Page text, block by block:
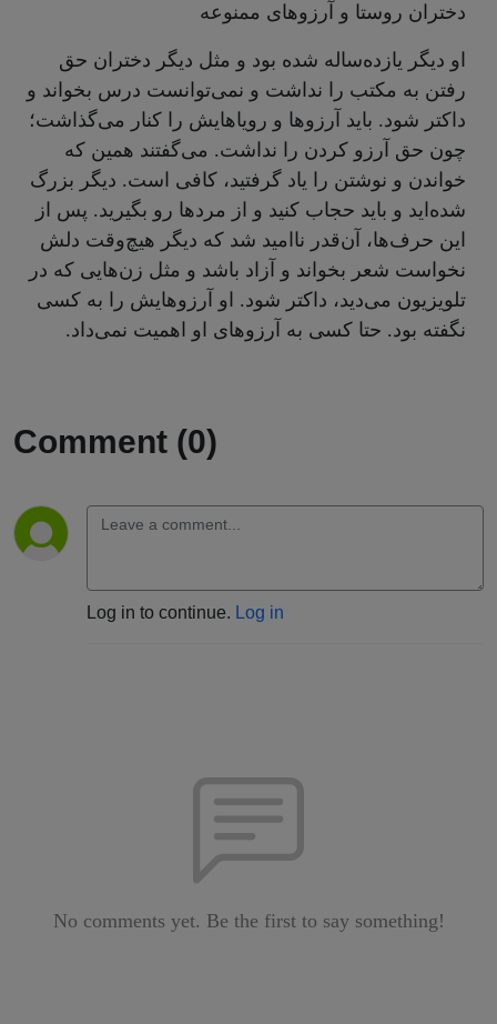
دختران روستا و آرزوهای ممنوعه
او دیگر یازده‌ساله شده بود و مثل دیگر دختران حق
رفتن به مکتب را نداشت و نمی‌توانست درس بخواند و
داکتر شود. باید آرزوها و رویاهایش را کنار می‌گذاشت؛
چون حق آرزو کردن را نداشت. می‌گفتند همین که
خواندن و نوشتن را یاد گرفتید، کافی است. دیگر بزرگ
شده‌اید و باید حجاب کنید و از مردها رو بگیرید. پس از
این حرف‌ها، آن‌قدر ناامید شد که دیگر هیچ‌وقت دلش
نخواست شعر بخواند و آزاد باشد و مثل زن‌هایی که در
تلویزیون می‌دید، داکتر شود. او آرزوهایش را به کسی
نگفته بود. حتا کسی به آرزوهای او اهمیت نمی‌داد.
Comment (0)
Log in to continue. Log in
No comments yet. Be the first to say something!